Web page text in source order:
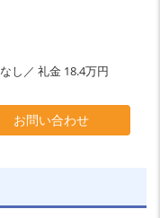
し／ 礼金 18.4万円
お問い合わせ